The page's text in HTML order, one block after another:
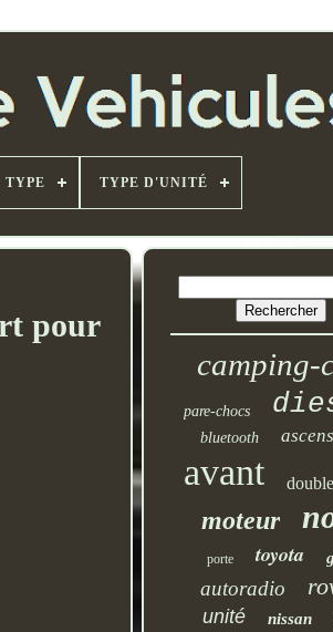
TYPE TYPE D'UNITÉ
pour
camping-
pare-chocs
bluetooth
avant double
moteur
porte toyota
autoradio
unité nissan